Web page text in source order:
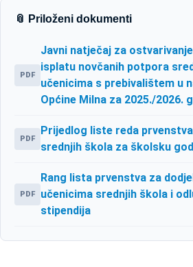
📎 Priloženi dokumenti
PDF
Javni natječaj za
isplatu novčanih potpora
učenicima s prebivalištem u
Općine Milna za 2025./2026.
PDF
Prijedlog liste reda
srednjih škola za školsku
PDF
Rang lista prvenstva za
učenicima srednjih škola i
stipendija